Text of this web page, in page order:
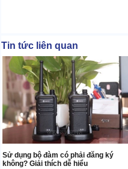
Tin tức liên quan
Sử dụng bộ đàm có phải đăng ký
không? Giải thích dễ hiểu